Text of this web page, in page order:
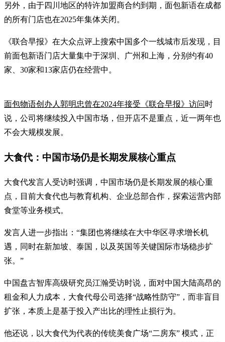
另外，由于四川地区的特许加盟商合约到期，面包新语在成都
的所有门店也在2025年集体关闭。
《联合早报》在大众点评上搜索中国多个一线城市后发现，目
前面包新语门店大量集中于深圳、广州和上海，分别约有40
家、30家和13家店仍在经营中。
面包物语创办人郭明忠曾在2024年接受《联合早报》访问时
说，公司将继续投入中国市场，但开店不是重点，近一两年也
不会大规模发展。
大食代：中国市场仍是长期发展核心重点
大食代发言人受访时强调，中国市场仍是长期发展的核心重
点，目前大食代也与教育机构、企业总部合作，探索运营内部
食堂等业务模式。
发言人进一步指出：“集团也将继续在大中华区寻求增长机
遇，同时在新加坡、泰国，以及英国等关键国际市场稳步扩
张。”
中国盘古智库高级研究员江瀚受访时说，面对中国大陆高昂的
租金和人力成本，大食代母公司选择“战略性防守”，而非盲目
扩张，本质上是基于投入产出比的理性止损行为。
他还说，以大食代为代表的传统美食广场“二房东” 模式，正